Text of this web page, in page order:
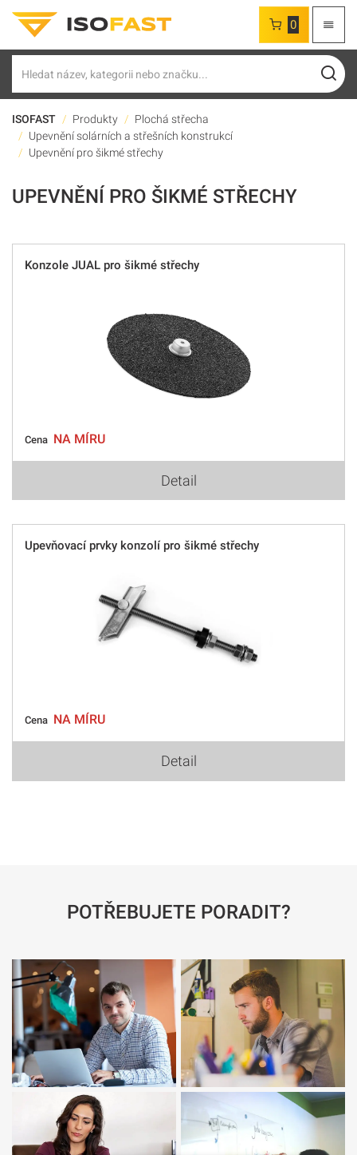
0
ISOFAST Produkty
Plochá střecha
Upevnění solárních a střešních konstrukcí
Upevnění pro šikmé střechy
UPEVNĚNÍ PRO ŠIKMÉ STŘECHY
Konzole JUAL pro šikmé střechy
Cena NA MÍRU
Detail
Upevňovací prvky konzolí pro šikmé střechy
Cena NA MÍRU
Detail
POTŘEBUJETE PORADIT?